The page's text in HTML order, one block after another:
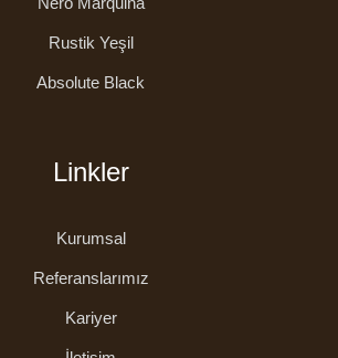
Rustik Yeşil
Absolute Black
Linkler
Kurumsal
Referanslarımız
Kariyer